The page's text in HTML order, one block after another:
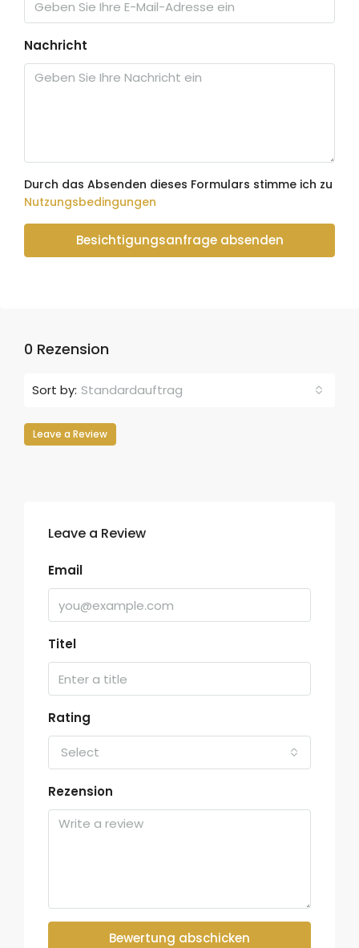
Nachricht
Durch das Absenden dieses Formulars stimme ich zu
Nutzungsbedingungen
Besichtigungsanfrage absenden
0 Rezension
Sort by: Standardauftrag
Leave a Review
Leave a Review
Email
Titel
Rating
Select
Rezension
Bewertung abschicken